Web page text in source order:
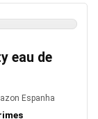
eau de
Espanha